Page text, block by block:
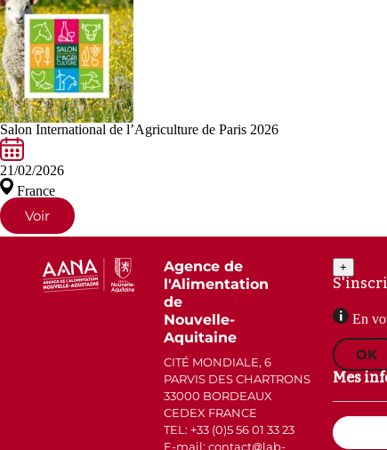
Salon International de l’Agriculture de Paris 2026
21/02/2026
France
Voir
Agence de
l'Alimentation
de
Nouvelle-
Aquitaine
CITÉ MONDIALE, 6
PARVIS DES CHARTRONS
33000 BORDEAUX
CEDEX FRANCE
TEL: +33 (0)5 56 01 33 23
E-mail: contact
lab-
+
En
OK
Mes
Email
(Nécessaire)